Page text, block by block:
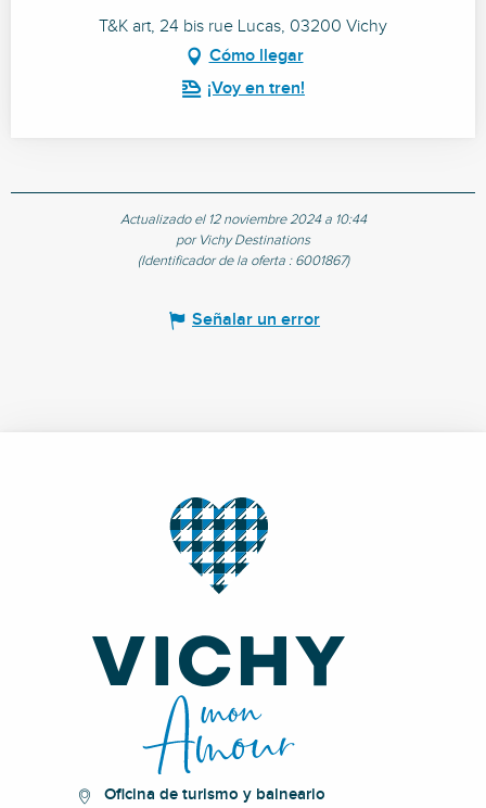
T&K art, 24 bis rue Lucas, 03200 Vichy
Cómo llegar
¡Voy en tren!
Actualizado el 12 noviembre 2024 a 10:44
por Vichy Destinations
(Identificador de la oferta : 6001867)
Señalar un error
Oficina de turismo y balneario